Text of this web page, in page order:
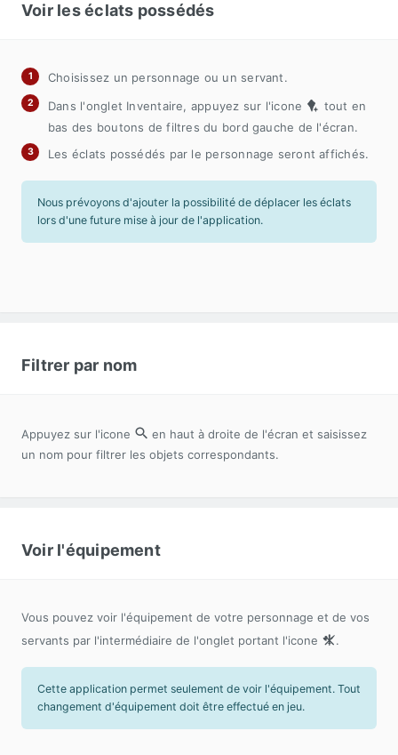
Voir les éclats possédés
Choisissez un personnage ou un servant.
Dans l'onglet Inventaire, appuyez sur l'icone
tout en
bas des boutons de filtres du bord gauche de l'écran.
Les éclats possédés par le personnage seront affichés.
Nous prévoyons d'ajouter la possibilité de déplacer les éclats
lors d'une future mise à jour de l'application.
Filtrer par nom
Appuyez sur l'icone
en haut à droite de l'écran et saisissez
un nom pour filtrer les objets correspondants.
Voir l'équipement
Vous pouvez voir l'équipement de votre personnage et de vos
servants par l'intermédiaire de l'onglet portant l'icone
.
Cette application permet seulement de voir l'équipement. Tout
changement d'équipement doit être effectué en jeu.